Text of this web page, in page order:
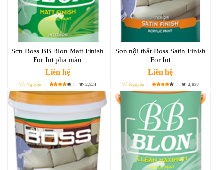
Sơn Boss BB Blon Matt Finish
For Int pha màu
Liên hệ
Vũ Nguyễn 2,924
Sơn nội thất Boss Satin Finish
For Int
Liên hệ
Vũ Nguyễn 2,837